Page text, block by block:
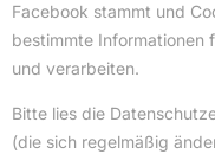
Facebook stammt und
bestimmte Informationen
und verarbeiten.
Bitte lies die
(die sich regelmäßig